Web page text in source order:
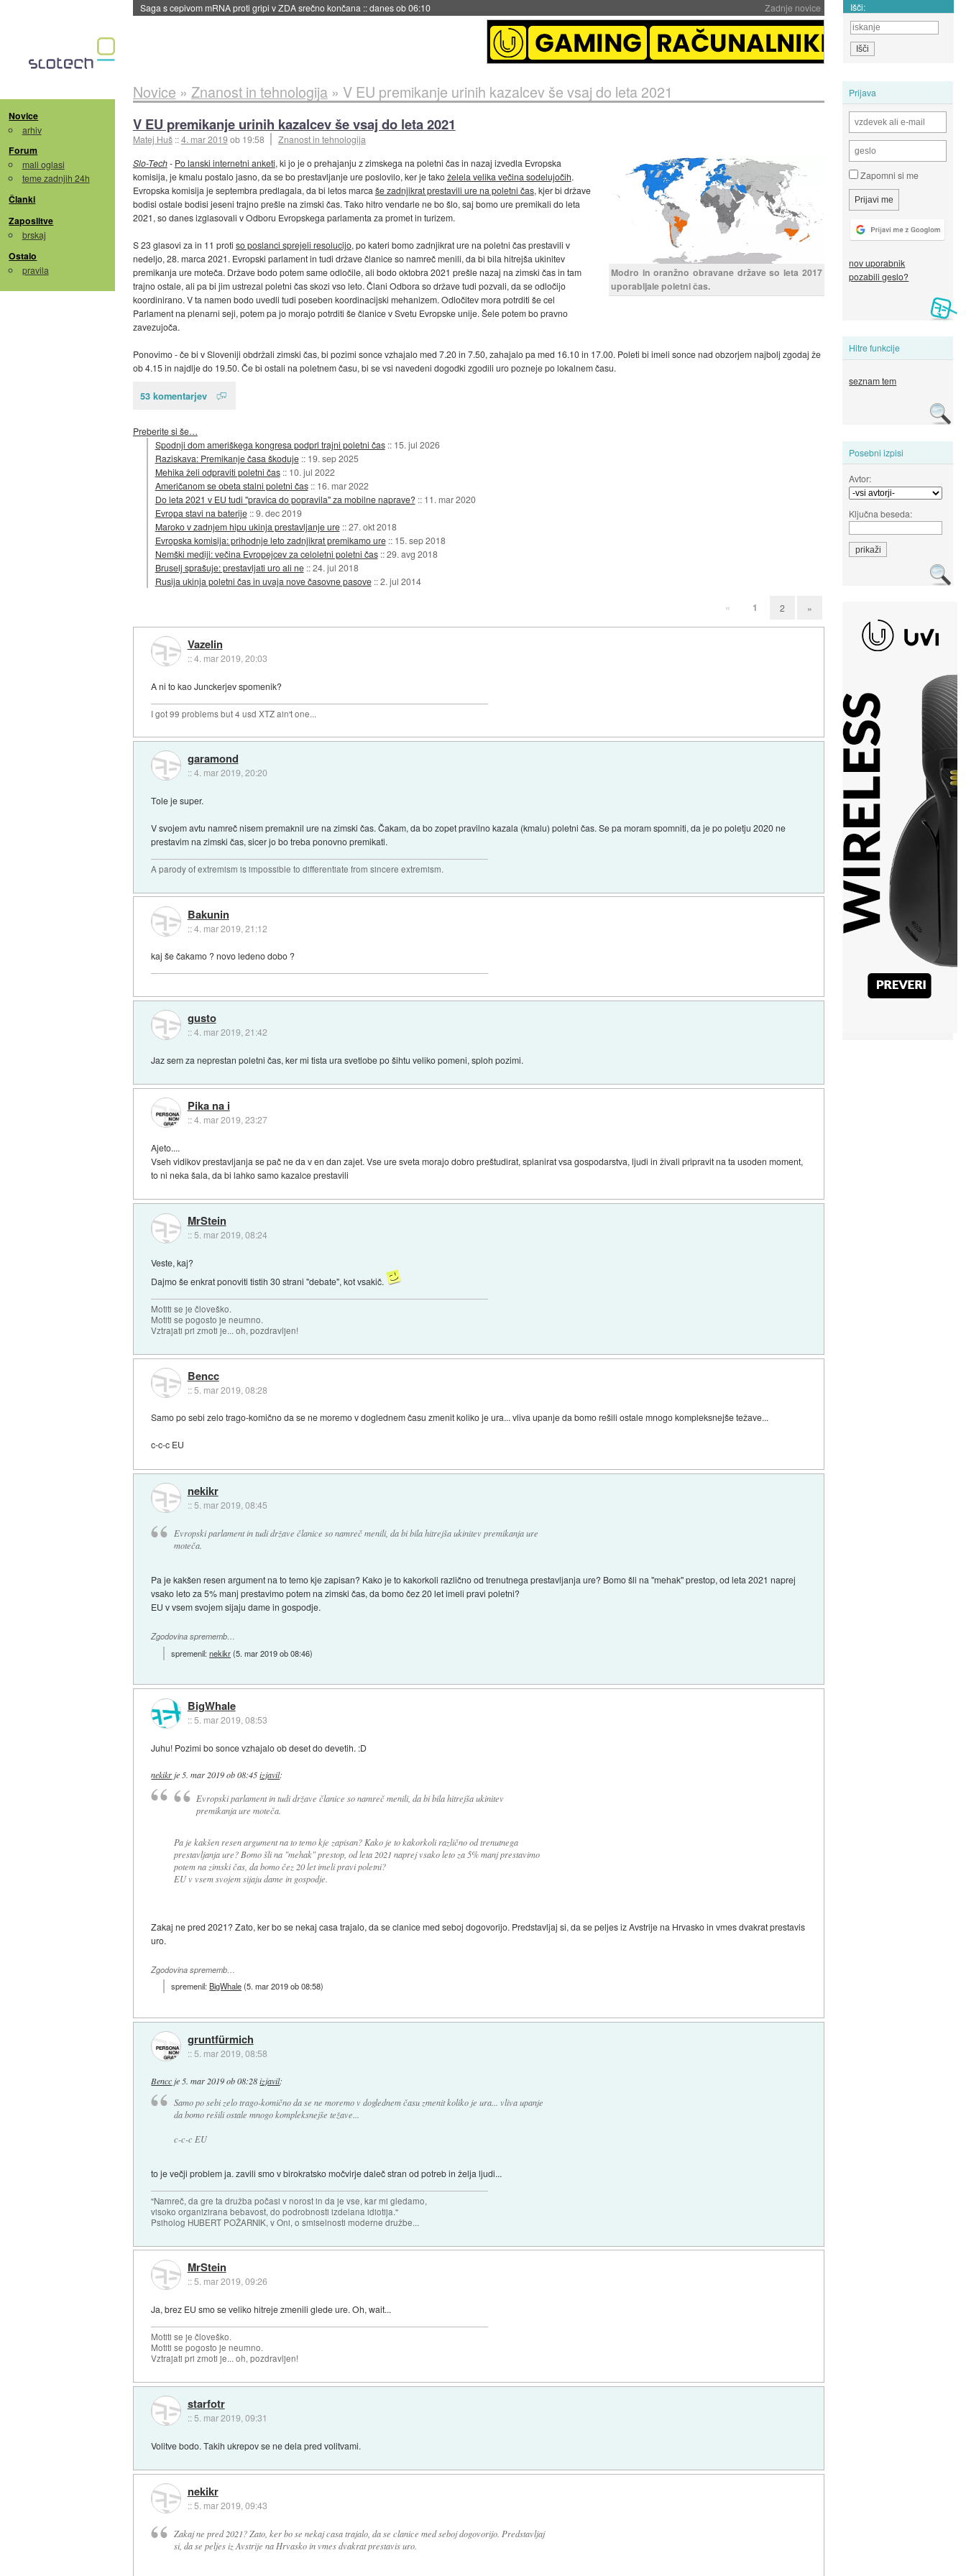
Zadnje novice
BMW v vozilih začel predvajati reklame::danes ob 06:09 Išči:
Novice
arhiv
Forum
mali oglasi
teme zadnjih 24h
Članki
Zaposlitve
brskaj
Ostalo
pravila
Prijava
Zapomni si me
nov uporabnik
pozabili geslo?
Hitre funkcije
seznam tem
Posebni izpisi
Avtor:
Ključna beseda:
Novice » Znanost in tehnologija» V EU premikanje urinih kazalcev še vsaj do leta 2021
V EU premikanje urinih kazalcev še vsaj do leta 2021
Matej Huš ::4. mar 2019ob 19:58 Znanost in tehnologija
Modro in oranžno obravane države so leta 2017
uporabljale poletni čas.
Slo-Tech- Po lanski internetni anketi, ki jo je o prehajanju z zimskega na poletni čas in nazaj izvedla Evropska
komisija, je kmalu postalo jasno, da se bo prestavljanje ure poslovilo, ker je takoželela velika večina sodelujočih.
Evropska komisija je septembra predlagala, da bi letos marca še zadnjikrat prestavili ure na poletni čas, kjer bi države
bodisi ostale bodisi jeseni trajno prešle na zimski čas. Tako hitro vendarle ne bo šlo, saj bomo ure premikali do leta
2021, so danes izglasovali v Odboru Evropskega parlamenta za promet in turizem.
S 23 glasovi za in 11 proti so poslanci sprejeli resolucijo, po kateri bomo zadnjikrat ure na poletni čas prestavili v
nedeljo, 28. marca 2021. Evropski parlament in tudi države članice so namreč menili, da bi bila hitrejša ukinitev
premikanja ure moteča. Države bodo potem same odločile, ali bodo oktobra 2021 prešle nazaj na zimski čas in tam
trajno ostale, ali pa bi jim ustrezal poletni čas skozi vso leto. Člani Odbora so države tudi pozvali, da se odločijo
koordinirano. V ta namen bodo uvedli tudi poseben koordinacijski mehanizem. Odločitev mora potrditi še cel
Parlament na plenarni seji, potem pa jo morajo potrditi še članice v Svetu Evropske unije. Šele potem bo pravno
zavezujoča.
Ponovimo - če bi v Sloveniji obdržali zimski čas, bi pozimi sonce vzhajalo med 7.20 in 7.50, zahajalo pa med 16.10 in 17.00. Poleti bi imeli sonce nad obzorjem najbolj zgodaj že
ob 4.15 in najdlje do 19.50. Če bi ostali na poletnem času, bi se vsi navedeni dogodki zgodili uro pozneje po lokalnem času.
53 komentarjev
Preberite si še…
Spodnji dom ameriškega kongresa podprl trajni poletni čas :: 15. jul 2026
Raziskava: Premikanje časa škoduje :: 19. sep 2025
Mehika želi odpraviti poletni čas :: 10. jul 2022
Američanom se obeta stalni poletni čas :: 16. mar 2022
Do leta 2021 v EU tudi "pravica do popravila" za mobilne naprave? :: 11. mar 2020
Evropa stavi na baterije ::9. dec 2019
Maroko v zadnjem hipu ukinja prestavljanje ure ::27. okt 2018
Evropska komisija: prihodnje leto zadnjikrat premikamo ure :: 15. sep 2018
Nemški mediji: večina Evropejcev za celoletni poletni čas ::29. avg 2018
Bruselj sprašuje: prestavljati uro ali ne ::24. jul 2018
Rusija ukinja poletni čas in uvaja nove časovne pasove ::2. jul 2014
« 1 2 »
Vazelin
::4. mar 2019, 20:03
A ni to kao Junckerjev spomenik?
I got 99 problems but 4 usd XTZ ain't one...
garamond
::4. mar 2019, 20:20
Tole je super.
V svojem avtu namreč nisem premaknil ure na zimski čas. Čakam, da bo zopet pravilno kazala (kmalu) poletni čas. Se pa moram spomniti, da je po poletju 2020 ne
prestavim na zimski čas, sicer jo bo treba ponovno premikati.
A parody of extremism is impossible to differentiate from sincere extremism.
Bakunin
::4. mar 2019, 21:12
kaj še čakamo ? novo ledeno dobo ?
gusto
::4. mar 2019, 21:42
Jaz sem za neprestan poletni čas, ker mi tista ura svetlobe po šihtu veliko pomeni, sploh pozimi.
Pika na i
::4. mar 2019, 23:27
Ajeto....
Vseh vidikov prestavljanja se pač ne da v en dan zajet. Vse ure sveta morajo dobro preštudirat, splanirat vsa gospodarstva, ljudi in živali pripravit na ta usoden moment,
to ni neka šala, da bi lahko samo kazalce prestavili
MrStein
:: 5. mar 2019, 08:24
Veste, kaj?
Dajmo še enkrat ponoviti tistih 30 strani "debate", kot vsakič.
Motiti se je človeško.
Motiti se pogosto je neumno.
Vztrajati pri zmoti je... oh, pozdravljen!
Bencc
::5. mar 2019, 08:28
Samo po sebi zelo trago-komično da se ne moremo v doglednem času zmenit koliko je ura... vliva upanje da bomo rešili ostale mnogo kompleksnejše težave...
c-c-c EU
nekikr
:: 5. mar 2019, 08:45
Evropski parlament in tudi države članice so namreč menili, da bi bila hitrejša ukinitev premikanja ure
moteča.
Pa je kakšen resen argument na to temo kje zapisan? Kako je to kakorkoli različno od trenutnega prestavljanja ure? Bomo šli na "mehak" prestop, od leta 2021 naprej
vsako leto za 5% manj prestavimo potem na zimski čas, da bomo čez 20 let imeli pravi poletni?
EU v vsem svojem sijaju dame in gospodje.
Zgodovina sprememb…
spremenil:nekikr(5. mar 2019 ob 08:46)
BigWhale
::5. mar 2019, 08:53
Juhu! Pozimi bo sonce vzhajalo ob deset do devetih. :D
nekikr je 5. mar 2019 ob 08:45 izjavil:
Evropski parlament in tudi države članice so namreč menili, da bi bila hitrejša ukinitev
premikanja ure moteča.
Pa je kakšen resen argument na to temo kje zapisan? Kako je to kakorkoli različno od trenutnega
prestavljanja ure? Bomo šli na "mehak" prestop, od leta 2021 naprej vsako leto za 5% manj prestavimo
potem na zimski čas, da bomo čez 20 let imeli pravi poletni?
EU v vsem svojem sijaju dame in gospodje.
Zakaj ne pred 2021? Zato, ker bo se nekaj casa trajalo, da se clanice med seboj dogovorijo. Predstavljaj si, da se peljes iz Avstrije na Hrvasko in vmes dvakrat prestavis
uro.
Zgodovina sprememb…
spremenil:BigWhale(5. mar 2019 ob 08:58)
gruntfürmich
:: 5. mar 2019, 08:58
Bencc je 5. mar 2019 ob 08:28 izjavil:
Samo po sebi zelo trago-komično da se ne moremo v doglednem času zmenit koliko je ura... vliva upanje
da bomo rešili ostale mnogo kompleksnejše težave...
c-c-c EU
to je večji problem ja. zavili smo v birokratsko močvirje daleč stran od potreb in želja ljudi...
"Namreč, da gre ta družba počasi v norost in da je vse, kar mi gledamo,
visoko organizirana bebavost, do podrobnosti izdelana idiotija."
Psiholog HUBERT POŽARNIK, v Oni, o smiselnosti moderne družbe...
MrStein
::5. mar 2019, 09:26
Ja, brez EU smo se veliko hitreje zmenili glede ure. Oh, wait...
Motiti se je človeško.
Motiti se pogosto je neumno.
Vztrajati pri zmoti je... oh, pozdravljen!
starfotr
:: 5. mar 2019, 09:31
Volitve bodo. Takih ukrepov se ne dela pred volitvami.
nekikr
::5. mar 2019, 09:43
Zakaj ne pred 2021? Zato, ker bo se nekaj casa trajalo, da se clanice med seboj dogovorijo. Predstavljaj
si, da se peljes iz Avstrije na Hrvasko in vmes dvakrat prestavis uro.